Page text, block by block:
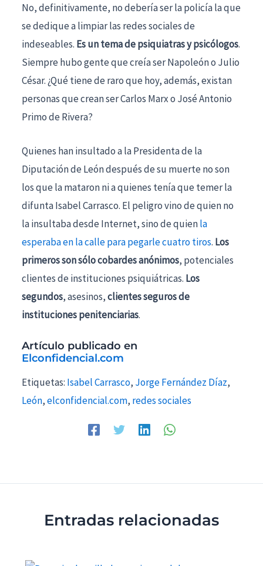
No, definitivamente, no debería ser la policía la que
se dedique a limpiar las redes sociales de
indeseables. Es un tema de psiquiatras y psicólogos.
Siempre hubo gente que creía ser Napoleón o Julio
César. ¿Qué tiene de raro que hoy, además, existan
personas que crean ser Carlos Marx o José Antonio
Primo de Rivera?
Quienes han insultado a la Presidenta de la
Diputación de León después de su muerte no son
los que la mataron ni a quienes tenía que temer la
difunta Isabel Carrasco. El peligro vino de quien no
la insultaba desde Internet, sino de quienla
esperaba en la calle para pegarle cuatro tiros. Los
primeros son sólo cobardes anónimos, potenciales
clientes de instituciones psiquiátricas. Los
segundos, asesinos,clientes seguros de
instituciones penitenciarias.
Artículo publicado en
Elconfidencial.com
Etiquetas: Isabel Carrasco, Jorge Fernández Díaz,
León,elconfidencial.com, redes sociales
Entradas relacionadas